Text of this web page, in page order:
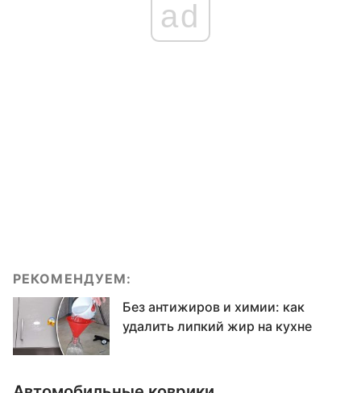
ad
РЕКОМЕНДУЕМ:
Без антижиров и химии: как
удалить липкий жир на кухне